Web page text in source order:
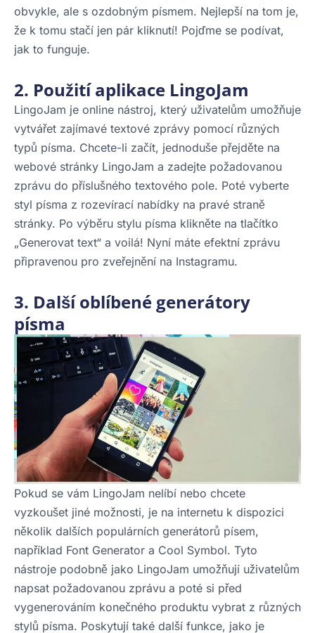
obvykle, ale s ozdobným písmem. Nejlepší na tom je,
že k tomu stačí jen pár kliknutí! Pojďme se podívat,
jak to funguje.
2. Použití aplikace LingoJam
LingoJam je online nástroj, který uživatelům umožňuje
vytvářet zajímavé textové zprávy pomocí různých
typů písma. Chcete-li začít, jednoduše přejděte na
webové stránky LingoJam a zadejte požadovanou
zprávu do příslušného textového pole. Poté vyberte
styl písma z rozevírací nabídky na pravé straně
stránky. Po výběru stylu písma klikněte na tlačítko
„Generovat text“ a voilá! Nyní máte efektní zprávu
připravenou pro zveřejnění na Instagramu.
3. Další oblíbené generátory
písma
Pokud se vám LingoJam nelíbí nebo chcete
vyzkoušet jiné možnosti, je na internetu k dispozici
několik dalších populárních generátorů písem,
například Font Generator a Cool Symbol. Tyto
nástroje podobně jako LingoJam umožňují uživatelům
napsat požadovanou zprávu a poté si před
vygenerováním konečného produktu vybrat z různých
stylů písma. Poskytují také další funkce, jako je